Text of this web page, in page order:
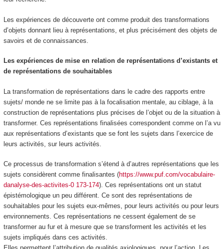
Les expériences de découverte ont comme produit des transformations
d’objets donnant lieu à représentations, et plus précisément des objets de
savoirs et de connaissances.
Les expériences de mise en relation de représentations d’existants et
de représentations de souhaitables
La transformation de représentations dans le cadre des rapports entre
sujets/ monde ne se limite pas à la focalisation mentale, au ciblage, à la
construction de représentations plus précises de l’objet ou de la situation à
transformer. Ces représentations finalisées correspondent comme on l’a vu
aux représentations d’existants que se font les sujets dans l’exercice de
leurs activités, sur leurs activités.
Ce processus de transformation s’étend à d’autres représentations que les
sujets considèrent comme finalisantes (https://www.puf.com/vocabulaire-
danalyse-des-activites-0 173-174). Ces représentations ont un statut
épistémologique un peu différent. Ce sont des représentations de
souhaitables pour les sujets eux-mêmes, pour leurs activités ou pour leurs
environnements. Ces représentations ne cessent également de se
transformer au fur et à mesure que se transforment les activités et les
sujets impliqués dans ces activités.